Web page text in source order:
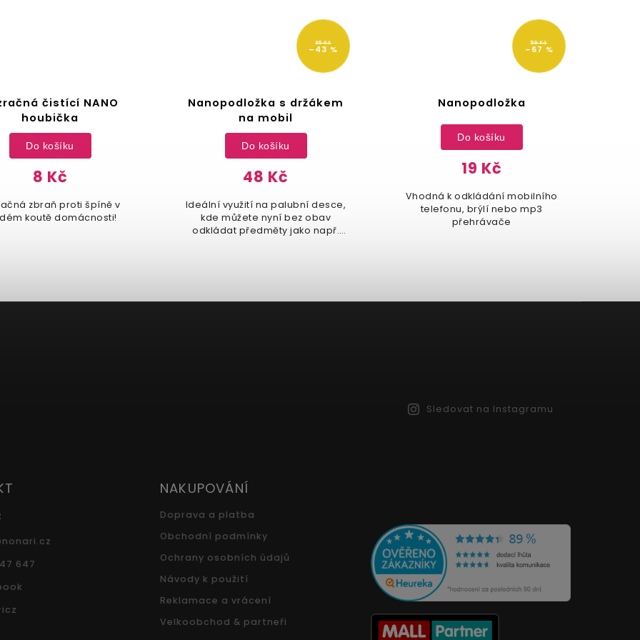
špíně v
Nanopodložka s držákem
Ideální využití na palubní desce,
kde můžete nyní bez obav
odkládat předměty jako např.
Nanopodložka
Vhodná k odkládání mobilního
telefonu, brýlí nebo mp3
Sledovat na Instagramu
nonari.cz
647
NAKUPOVÁNÍ
Doprava a platba
Obchodní podmínky
Ochrany osobních údajů
Návody k použití
Reklamace a vrácení
Velkoobchod & partneři